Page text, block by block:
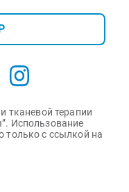
тканевой терапии
Использование
только с ссылкой на